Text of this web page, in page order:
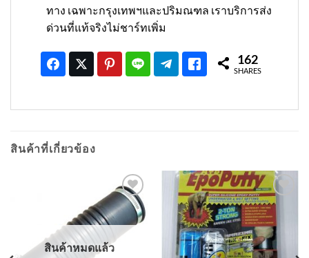
ทาง เฉพาะกรุงเทพฯและปริมณฑล เราบริการส่ง
ด่วนที่แท้จริงไม่ชาร์ทเพิ่ม
162
SHARES
สินค้าที่เกี่ยวข้อง
เพิ่มเข้า
ใน
รายการ
ที่
ติดตาม
สินค้าหมดแล้ว
เพิ่มเข้า
ใน
รายการ
ที่
ติดตาม